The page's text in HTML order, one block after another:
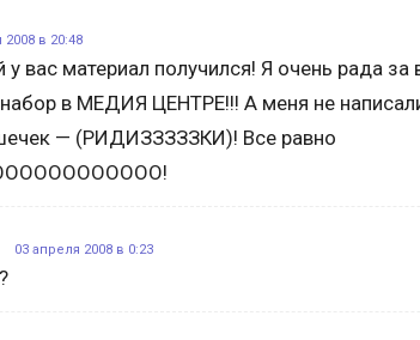
2008 в 20:48
у вас материал получился! Я очень рада за
в МЕДИЯ ЦЕНТРЕ!!! А меня не
— (РИДИЗЗЗЗЗКИ)! Все равно
03 апреля 2008 в 0:23